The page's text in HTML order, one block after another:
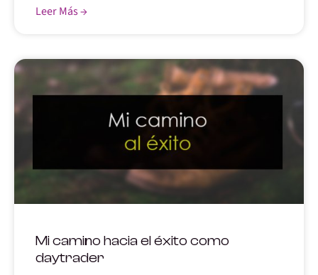
Leer Más →
Mi camino hacia el éxito como
daytrader